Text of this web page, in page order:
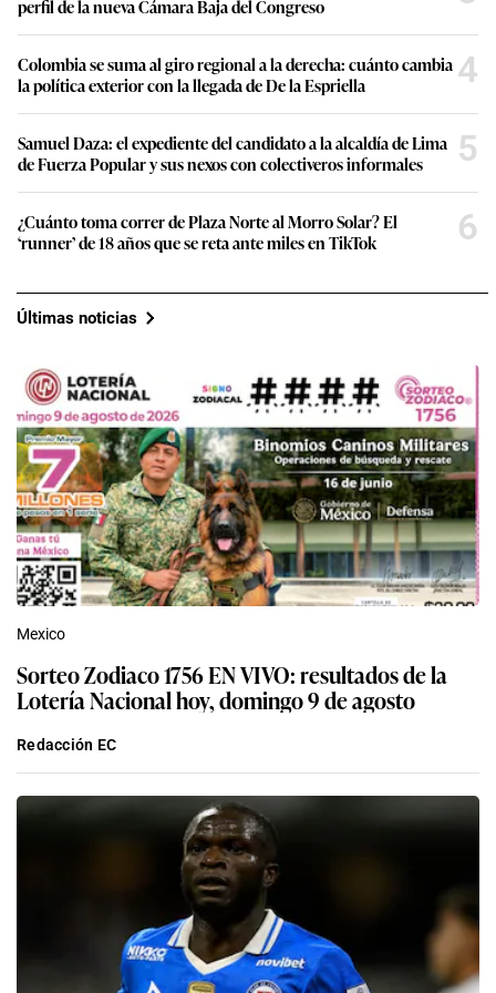
perfil de la nueva Cámara Baja del Congreso
Colombia se suma al giro regional a la derecha: cuánto cambia
la política exterior con la llegada de De la Espriella
4
Samuel Daza: el expediente del candidato a la alcaldía de Lima
de Fuerza Popular y sus nexos con colectiveros informales
5
¿Cuánto toma correr de Plaza Norte al Morro Solar? El
‘runner’ de 18 años que se reta ante miles en TikTok
6
Últimas noticias
Mexico
Sorteo Zodiaco 1756 EN VIVO: resultados de la
Lotería Nacional hoy, domingo 9 de agosto
Redacción EC